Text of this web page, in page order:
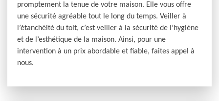
promptement la tenue de votre maison. Elle vous offre
une sécurité agréable tout le long du temps. Veiller à
l’étanchéité du toit, c’est veiller à la sécurité de l’hygiène
et de l’esthétique de la maison. Ainsi, pour une
intervention à un prix abordable et fiable, faites appel à
nous.